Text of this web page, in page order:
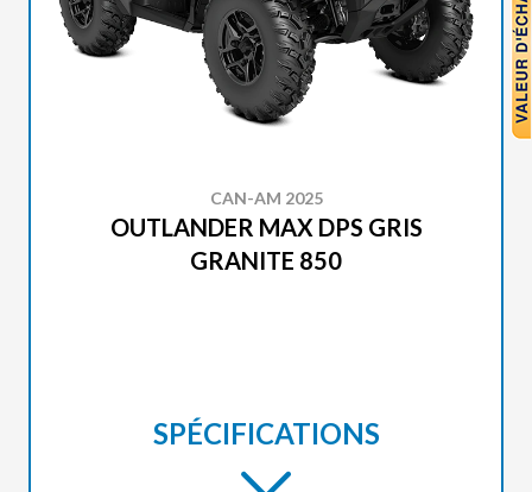
CAN-AM 2025
OUTLANDER MAX DPS GRIS
GRANITE 850
SPÉCIFICATIONS